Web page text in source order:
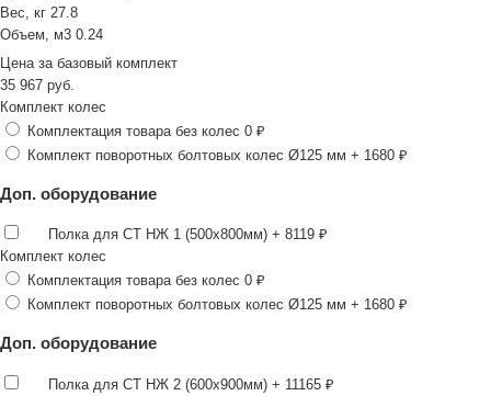
Вес, кг 27.8
Объем, м3 0.24
Цена за базовый комплект
35 967 руб.
Комплект колес
Комплектация товара без колес 0 ₽
Комплект поворотных болтовых колес Ø125 мм + 1680 ₽
Доп. оборудование
Полка для СТ НЖ 1 (500х800мм) + 8119 ₽
Комплект колес
Комплектация товара без колес 0 ₽
Комплект поворотных болтовых колес Ø125 мм + 1680 ₽
Доп. оборудование
Полка для СТ НЖ 2 (600х900мм) + 11165 ₽